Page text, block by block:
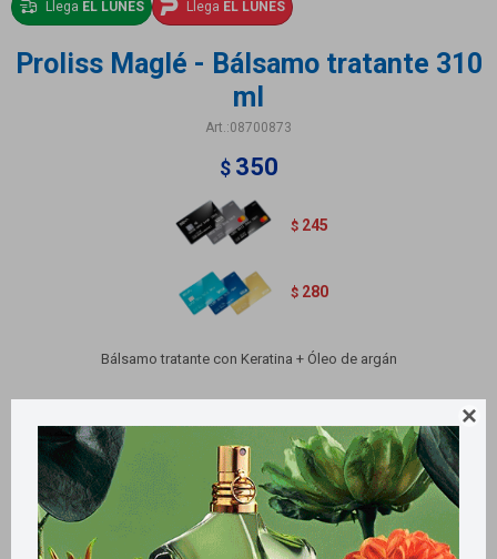

Llega EL LUNES Llega EL LUNES
Proliss Maglé - Bálsamo tratante 310
ml
08700873
$ 350
$ 245
$ 280
Bálsamo tratante con Keratina + Óleo de argán
Métodos y costos de envío